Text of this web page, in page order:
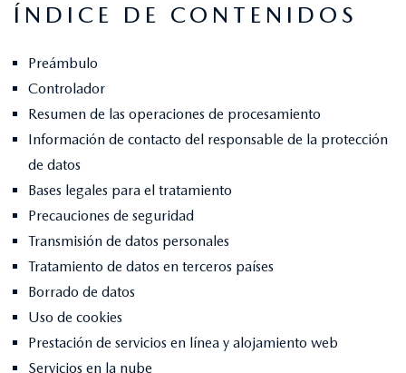
ÍNDICE DE CONTENIDOS
Preámbulo
Controlador
Resumen de las operaciones de procesamiento
Información de contacto del responsable de la protección
de datos
Bases legales para el tratamiento
Precauciones de seguridad
Transmisión de datos personales
Tratamiento de datos en terceros países
Borrado de datos
Uso de cookies
Prestación de servicios en línea y alojamiento web
Servicios en la nube